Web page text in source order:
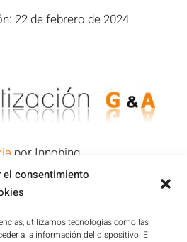
el consentimiento
utilizamos tecnologías como las
a la información del dispositivo. El
22 de febrero de 2024
por Innobing
Aviso Legal